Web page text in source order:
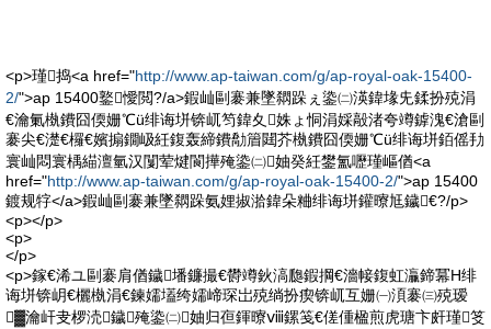
<p>瑾捣<a href="http://www.ap-taiwan.com/g/ap-royal-oak-15400-
2/">ap 15400鐜懓閲?/a>鍜屾剾褰兼墜閷跺ぇ鍌㈡渶鍏堟兂鍒扮殑涓
€瀹氭槸鐨囧偄姗℃ü绯诲垪锛屼笉鍏夊姝ょ恫涓婇毃渚夸竴鎼溾€滄剾
褰尖€濋€欏€嬪搧鐗岋紝鍑轰締鐨勪篃閮芥槸鐨囧偄姗℃ü绯诲垪銆傜劧
寰屾悶寰楀緢澶氫汉闅荤煡閬撶殗鍌㈡妯癸紝鐢氳嚦瑾嶇偤<a
href="http://www.ap-taiwan.com/g/ap-royal-oak-15400-2/">ap 15400
鍍规牸</a>鍜屾剾褰兼墜閷跺氨娌掓湁鍏朵粬绯诲垪鑵曢尪鐬€?/p>
<p></p>
<p>
</p>
<p>鎵€浠ユ剾褰肩偤鐬墦鐮撮€欎竴鈥滈瓟鍜掆€濇帹鍑虹灜鍗冪Η绯
诲垪锛岄€欐槸涓€鍊嬬壒绔嬬崹琛岀殑绱扮瘈锛屼互姗㈠湏褰㈢殑瑷
▓瀹屽叏椤涜鐬殗鍌㈡妯归亱鍕曢ⅷ鏍笺€傞偅楹煎虎瑭卞皯瑾笅